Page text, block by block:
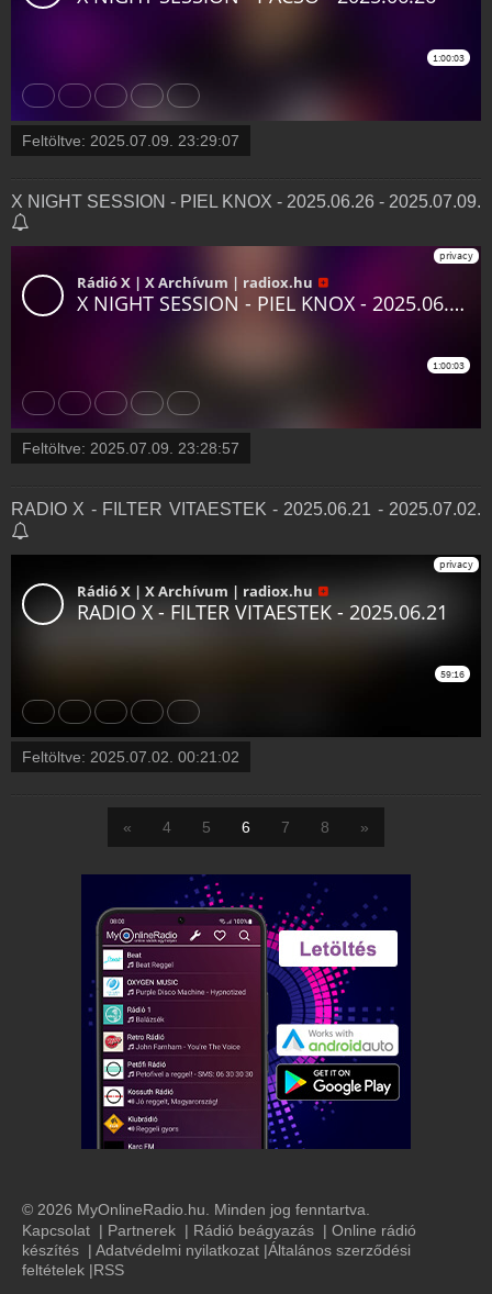
Feltöltve: 2025.07.09. 23:29:07
X NIGHT SESSION - PIEL KNOX - 2025.06.26 - 2025.07.09.
Feltöltve: 2025.07.09. 23:28:57
RADIO X - FILTER VITAESTEK - 2025.06.21 - 2025.07.02.
Feltöltve: 2025.07.02. 00:21:02
« 4 5 6 7 8 »
© 2026 MyOnlineRadio.hu. Minden jog fenntartva.
Kapcsolat | Partnerek | Rádió beágyazás | Online rádió
készítés | Adatvédelmi nyilatkozat |Általános szerződési
feltételek |RSS